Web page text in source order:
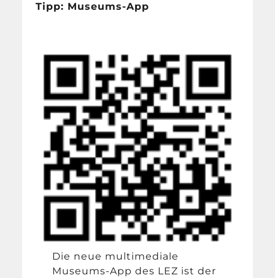
Tipp: Museums-App
Die neue multimediale
Museums-App des LEZ ist der